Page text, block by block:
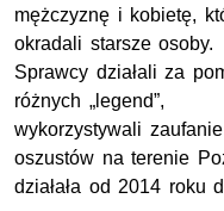
mężczyznę i kobietę,
okradali starsze osoby.
Sprawcy działali za
różnych „legend”,
wykorzystywali
oszustów na terenie
działała od 2014 roku